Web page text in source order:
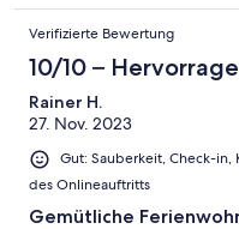
Verifizierte Bewertung
10/10 –
Rainer H.
27. Nov. 2023
Gut: Sauberkeit, Check-in,
des Onlineauftritts
Gemütliche